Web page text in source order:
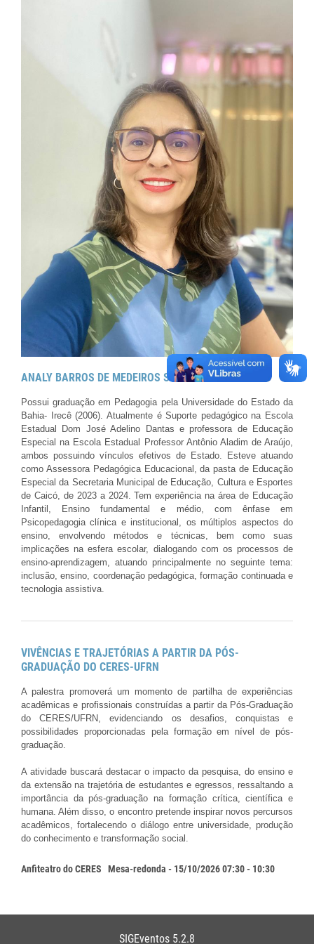
ANALY BARROS DE MEDEIROS SILVA
Possui graduação em Pedagogia pela Universidade do Estado da
Bahia- Irecê (2006). Atualmente é Suporte pedagógico na Escola
Estadual Dom José Adelino Dantas e professora de Educação
Especial na Escola Estadual Professor Antônio Aladim de Araújo,
ambos possuindo vínculos efetivos de Estado. Esteve atuando
como Assessora Pedagógica Educacional, da pasta de Educação
Especial da Secretaria Municipal de Educação, Cultura e Esportes
de Caicó, de 2023 a 2024. Tem experiência na área de Educação
Infantil, Ensino fundamental e médio, com ênfase em
Psicopedagogia clínica e institucional, os múltiplos aspectos do
ensino, envolvendo métodos e técnicas, bem como suas
implicações na esfera escolar, dialogando com os processos de
ensino-aprendizagem, atuando principalmente no seguinte tema:
inclusão, ensino, coordenação pedagógica, formação continuada e
tecnologia assistiva.
VIVÊNCIAS E TRAJETÓRIAS A PARTIR DA PÓS-
GRADUAÇÃO DO CERES-UFRN
A palestra promoverá um momento de partilha de experiências
acadêmicas e profissionais construídas a partir da Pós-Graduação
do CERES/UFRN, evidenciando os desafios, conquistas e
possibilidades proporcionadas pela formação em nível de pós-
graduação.
A atividade buscará destacar o impacto da pesquisa, do ensino e
da extensão na trajetória de estudantes e egressos, ressaltando a
importância da pós-graduação na formação crítica, científica e
humana. Além disso, o encontro pretende inspirar novos percursos
acadêmicos, fortalecendo o diálogo entre universidade, produção
do conhecimento e transformação social.
Anfiteatro do CERES Mesa-redonda - 15/10/2026 07:30 - 10:30
SIGEventos 5.2.8